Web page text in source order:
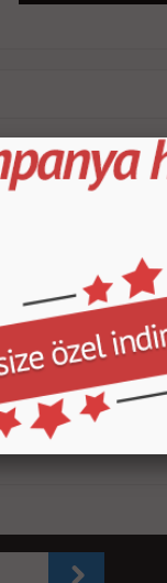
Disney Notebook Çanta
110,00
SEPETE EKLE